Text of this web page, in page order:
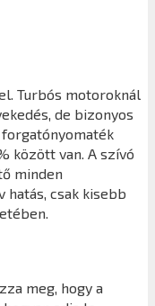
Turbós motoroknál
de bizonyos
között van. A szívó
minden
csak kisebb
meg, hogy a